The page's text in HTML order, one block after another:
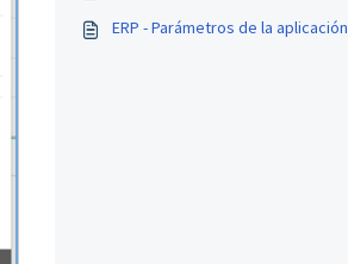
ERP - Parámetros de la aplicación